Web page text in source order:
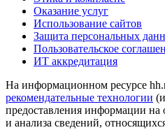
Оказание услуг
Использование сайтов
Защита персональных
Пользовательское
ИТ аккредитация
На информационном ресурсе
рекомендательные технологии
предоставления информации на
и анализа сведений,